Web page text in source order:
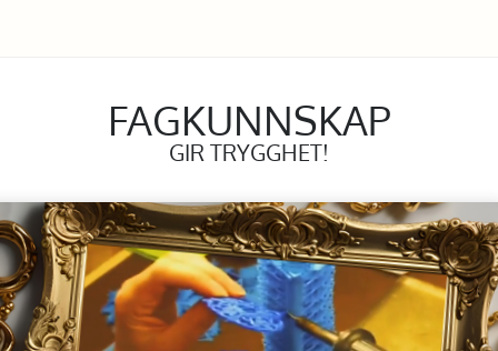
FAGKUNNSKAP
GIR TRYGGHET!